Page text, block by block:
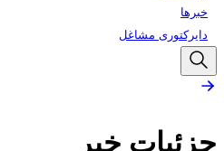
خبرها
دایرکتوری مشاغل
جزئیات خبر